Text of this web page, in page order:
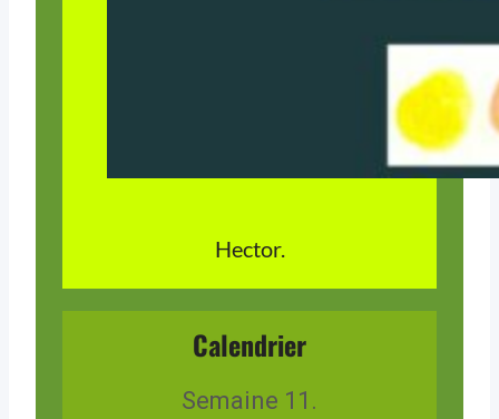
Hector.
Calendrier
Semaine 11.